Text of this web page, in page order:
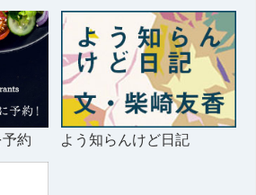
約 よう知らんけど日記